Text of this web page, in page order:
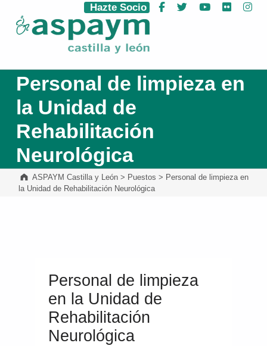
ASPAYM Castilla y León
Hazte Socio Facebook
Twitter YouTube
Flickr
Personal de limpieza en
la Unidad de
Rehabilitación
Neurológica
ASPAYM Castilla y León> Puestos > Personal de limpieza en
la Unidad de Rehabilitación Neurológica
Personal de limpieza
en la Unidad de
Rehabilitación
Neurológica